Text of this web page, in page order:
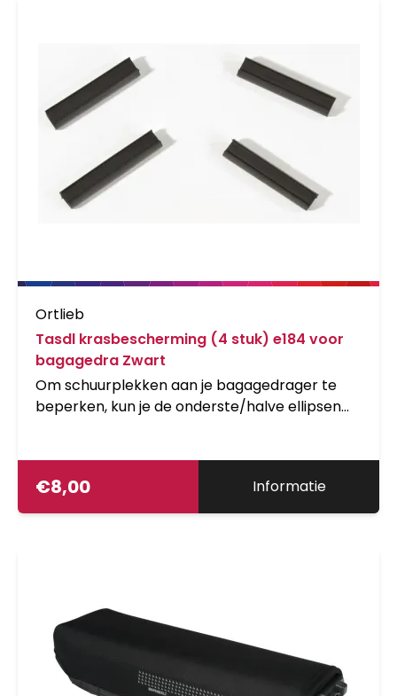
Ortlieb
Tasdl krasbescherming (4 stuk) e184 voor
bagagedra Zwart
Om schuurplekken aan je bagagedrager te
beperken, kun je de onderste/halve ellipsen
€8,00 Informatie